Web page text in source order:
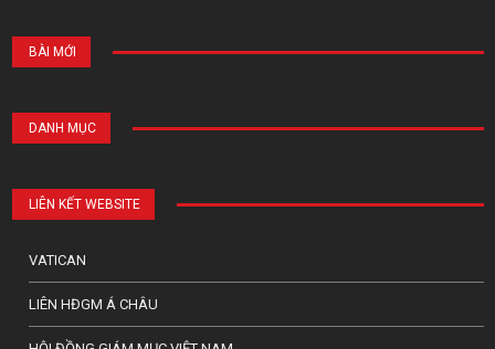
BÀI MỚI
DANH MỤC
LIÊN KẾT WEBSITE
VATICAN
LIÊN HĐGM Á CHÂU